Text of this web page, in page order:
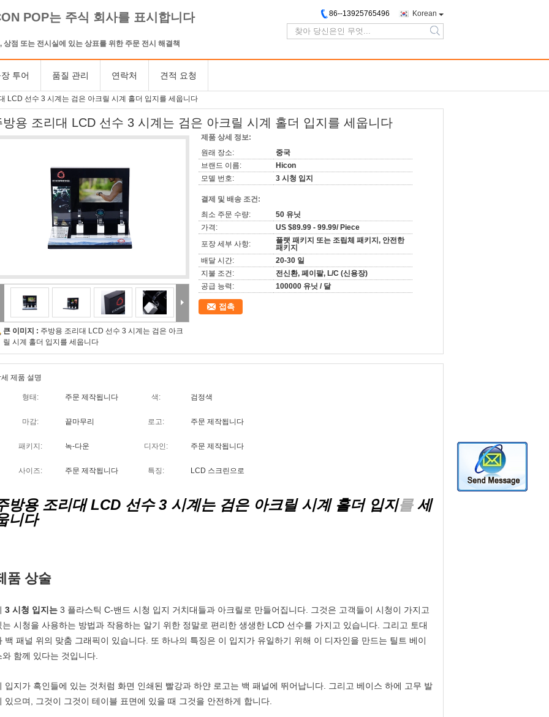
POP는 주식 회사를 표시합니다
상점 또는 전시실에 있는 상표를 위한 주문 전시 해결책
Korean
86--13925765496
search
투어 품질 관리 연락처 견적 요청
LCD 선수 3 시계는 검은 아크릴 시계 홀더 입지를 세웁니다
방용 조리대 LCD 선수 3 시계는 검은 아크릴 시계 홀더 입지를 세웁니다
큰 이미지 : 주방용 조리대 LCD 선수 3 시계는 검은 아크
릴 시계 홀더 입지를 세웁니다
제품 상세 정보:
원래 장소:
중국
브랜드 이름:
Hicon
모델 번호:
3 시청 입지
결제 및 배송 조건:
최소 주문 수량:
50 유닛
가격:
US $89.99 - 99.99/ Piece
포장 세부 사항:
플랫 패키지 또는 조립체 패키지, 안전한
패키지
배달 시간:
20-30 일
지불 조건:
전신환, 페이팔, L/C (신용장)
공급 능력:
100000 유닛 / 달
접촉
제품 설명
형태: 주문 제작됩니다 색: 검정색
마감: 끝마무리 로고: 주문 제작됩니다
패키지: 녹-다운 디자인: 주문 제작됩니다
사이즈: 주문 제작됩니다 특징: LCD 스크린으로
방용 조리대 LCD 선수 3 시계는 검은 아크릴 시계 홀더 입지를 세
니다
품 상술
3 시청 입지는 3 플라스틱 C-밴드 시청 입지 거치대들과 아크릴로 만들어집니다. 그것은 고객들이 시청이 가지고
는 시청을 사용하는 방법과 작용하는 알기 위한 정말로 편리한 생생한 LCD 선수를 가지고 있습니다. 그리고 토대
백 패널 위의 맞춤 그래픽이 있습니다. 또 하나의 특징은 이 입지가 유일하기 위해 이 디자인을 만드는 틸트 베이
와 함께 있다는 것입니다.
입지가 흑인들에 있는 것처럼 화면 인쇄된 빨강과 하얀 로고는 백 패널에 뛰어납니다. 그리고 베이스 하에 고무 발
있으며, 그것이 그것이 테이블 표면에 있을 때 그것을 안전하게 합니다.